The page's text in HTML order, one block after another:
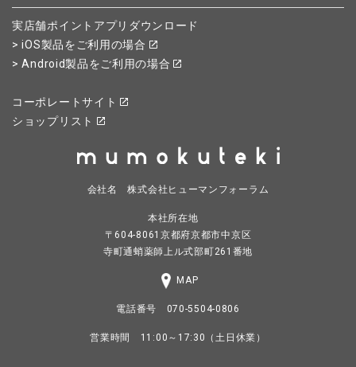
実店舗ポイントアプリダウンロード
> iOS製品をご利用の場合
> Android製品をご利用の場合
コーポレートサイト
ショップリスト
会社名 株式会社ヒューマンフォーラム
本社所在地
〒604-8061京都府京都市中京区
寺町通蛸薬師上ル式部町261番地
MAP
電話番号 070-5504-0806
営業時間 11:00～17:30（土日休業）